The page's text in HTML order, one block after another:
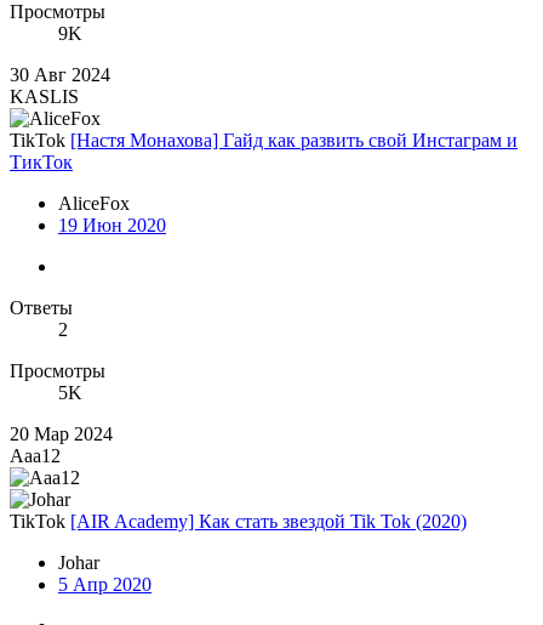
Просмотры
9K
30 Авг 2024
KASLIS
TikTok [Настя Монахова] Гайд как развить свой Инстаграм и
ТикТок
AliceFox
19 Июн 2020
Ответы
2
Просмотры
5K
20 Мар 2024
Aaa12
TikTok [AIR Academy] Как стать звездой Tik Tok (2020)
Johar
5 Апр 2020